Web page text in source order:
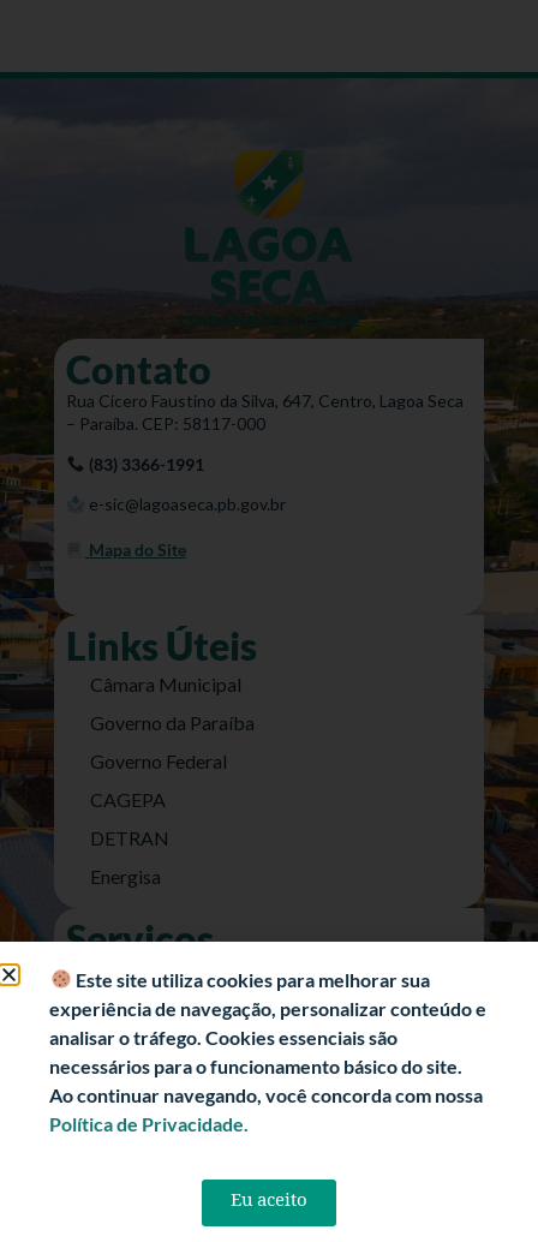
Contato
Rua Cícero Faustino da Silva, 647, Centro, Lagoa Seca
– Paraíba. CEP: 58117-000
(83) 3366-1991
e-sic@lagoaseca.pb.gov.br
Mapa do Site
Links Úteis
Câmara Municipal
Governo da Paraíba
Governo Federal
CAGEPA
DETRAN
Energisa
Serviços
Nota Fiscal Eletrônica
e-SIC (Acesso a Informação)
Transparência Fiscal
História
Informações Turísticas
Este site utiliza cookies para melhorar sua
experiência de navegação, personalizar conteúdo e
analisar o tráfego. Cookies essenciais são
necessários para o funcionamento básico do site.
Ao continuar navegando, você concorda com nossa
Política de Privacidade.
Eu aceito